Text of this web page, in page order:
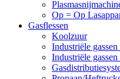
Op = Op
Gasflessen
Koolzuur
Industriële gassen
Industriële gassen